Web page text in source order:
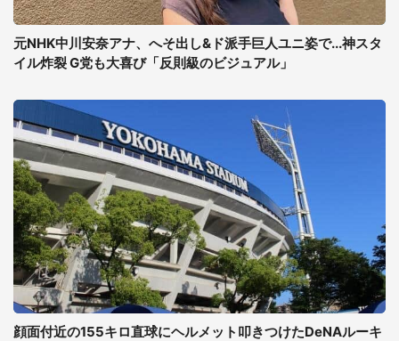
元NHK中川安奈アナ、へそ出し&ド派手巨人ユニ姿で...神スタ
イル炸裂 G党も大喜び「反則級のビジュアル」
顔面付近の155キロ直球にヘルメット叩きつけたDeNAルーキ